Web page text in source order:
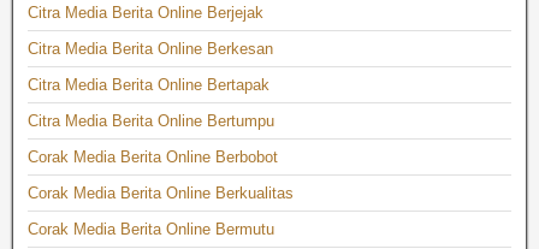
Citra Media Berita Online Berjejak
Citra Media Berita Online Berkesan
Citra Media Berita Online Bertapak
Citra Media Berita Online Bertumpu
Corak Media Berita Online Berbobot
Corak Media Berita Online Berkualitas
Corak Media Berita Online Bermutu